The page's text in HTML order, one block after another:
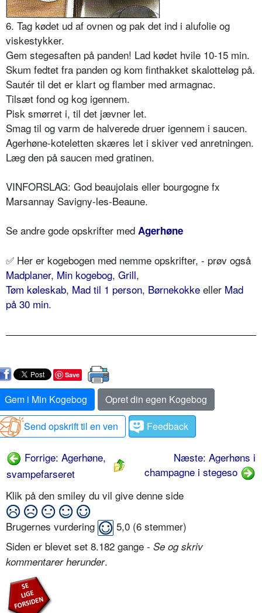
6. Tag kødet ud af ovnen og pak det ind i alufolie og
viskestykker.
Gem stegesaften på panden! Lad kødet hvile 10-15 min.
Skum fedtet fra panden og kom finthakket skalotteløg på.
Sautér til det er klart og flamber med armagnac.
Tilsæt fond og kog igennem.
Pisk smørret i, til det jævner let.
Smag til og varm de halverede druer igennem i saucen.
Agerhøne-koteletten skæres let i skiver ved anretningen.
Læg den på saucen med gratinen.
VINFORSLAG: God beaujolais eller bourgogne fx
Marsannay Savigny-les-Beaune.
Se andre gode opskrifter med Agerhøne
✅ Her er kogebogen med nemme opskrifter, - prøv også
Madplaner, Min kogebog, Grill,
Tøm køleskab, Mad til 1 person, Børnekokke eller Mad
på 30 min.
Save
Gem i Min Kogebog
Opret din egen Kogebog
Send opskrift til en ven
Feedback
Forrige: Agerhøne,
svampefarseret
Næste: Agerhøns i
champagne i stegeso
Klik på den smiley du vil give denne side
Brugernes vurdering 5,0 (6 stemmer)
Siden er blevet set 8.182 gange - Se og skriv
kommentarer herunder.